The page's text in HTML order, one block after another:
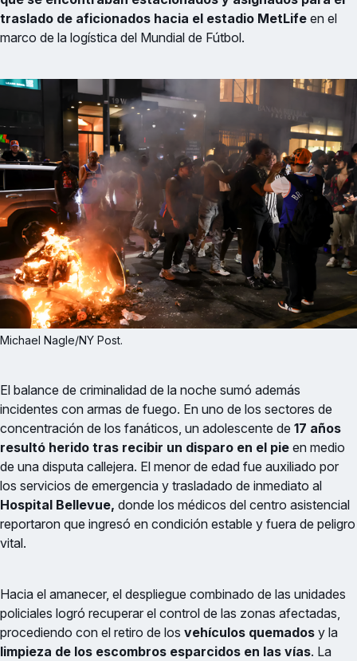
traslado de aficionados hacia el estadio MetLife en el
marco de la logística del Mundial de Fútbol.
Michael Nagle/NY Post.
El balance de criminalidad de la noche sumó además
incidentes con armas de fuego. En uno de los sectores de
concentración de los fanáticos, un adolescente de 17 años
resultó herido tras recibir un disparo en el pie en medio
de una disputa callejera. El menor de edad fue auxiliado por
los servicios de emergencia y trasladado de inmediato al
Hospital Bellevue, donde los médicos del centro asistencial
reportaron que ingresó en condición estable y fuera de peligro
vital.
Hacia el amanecer, el despliegue combinado de las unidades
policiales logró recuperar el control de las zonas afectadas,
procediendo con el retiro de los vehículos quemados y la
limpieza de los escombros esparcidos en las vías. La